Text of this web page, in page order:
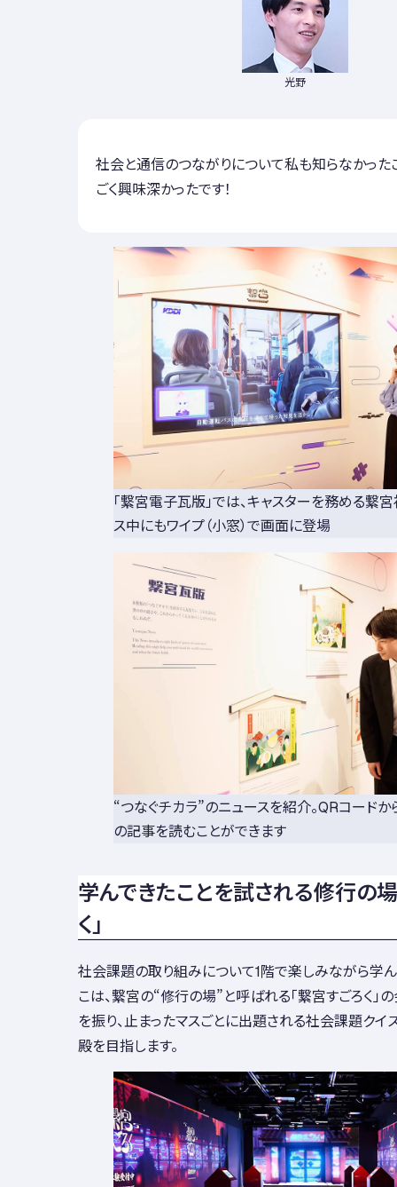
光野
社会と通信のつながりについて私も知らなかった
ごく興味深かったです！
「繋宮電子瓦版」では、キャスターを務める繋
ス中にもワイプ（小窓）で画面に登場
“つなぐチカラ”のニュースを紹介。QRコード
の記事を読むことができます
学んできたことを試される修行の
く」
社会課題の取り組みについて1階で楽しみながら学ん
こは、繋宮の“修行の場”と呼ばれる「繋宮すごろく」
を振り、止まったマスごとに出題される社会課題ク
殿を目指します。